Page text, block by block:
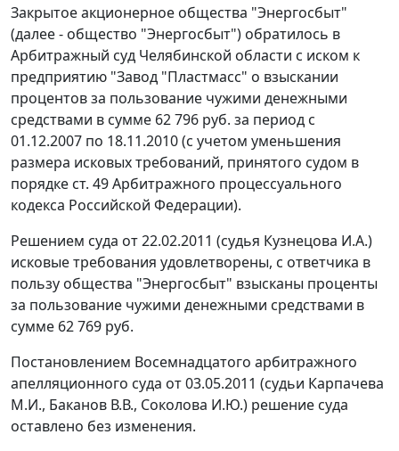
Закрытое акционерное общества "Энергосбыт"
(далее - общество "Энергосбыт") обратилось в
Арбитражный суд Челябинской области с иском к
предприятию "Завод "Пластмасс" о взыскании
процентов за пользование чужими денежными
средствами в сумме 62 796 руб. за период с
01.12.2007 по 18.11.2010 (с учетом уменьшения
размера исковых требований, принятого судом в
порядке ст. 49Арбитражного процессуального
кодекса Российской Федерации).
Решением суда от 22.02.2011 (судья Кузнецова И.А.)
исковые требования удовлетворены, с ответчика в
пользу общества "Энергосбыт" взысканы проценты
за пользование чужими денежными средствами в
сумме 62 769 руб.
Постановлением Восемнадцатого арбитражного
апелляционного суда от 03.05.2011 (судьи Карпачева
М.И., Баканов В.В., Соколова И.Ю.) решение суда
оставлено без изменения.